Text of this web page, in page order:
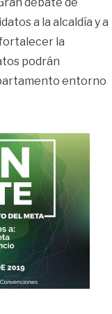
a la alcaldía y a
la
podrán
entorno